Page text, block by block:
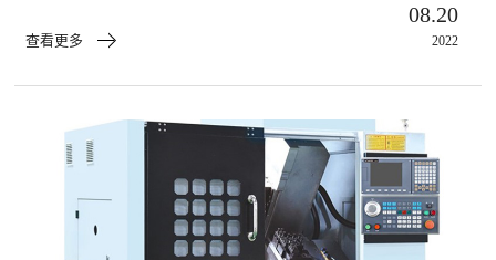
所占用空间也小，管理维护也更方便，可谓是一举多得了。如有带Y轴车铣
复合和不带Y轴的车铣复合，价格都不一样。那么车铣复合数控机床多少钱?
查看更多
08.20
2022